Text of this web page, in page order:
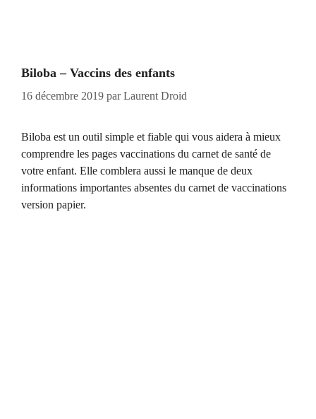
Biloba – Vaccins des enfants
16 décembre 2019 parLaurent Droid
Biloba est un outil simple et fiable qui vous aidera à mieux
comprendre les pages vaccinations du carnet de santé de
votre enfant. Elle comblera aussi le manque de deux
informations importantes absentes du carnet de vaccinations
version papier.